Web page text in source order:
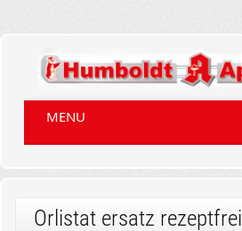
MENU
Orlistat ersatz rezeptfrei